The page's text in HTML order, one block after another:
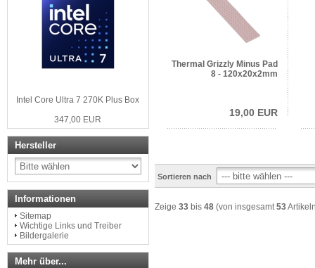
Thermal Grizzly Minus Pad
8 - 120x20x2mm
19,00 EUR
Sortieren nach
Zeige 33 bis 48 (von insgesamt53
Intel Core Ultra 7 270K Plus Box
347,00 EUR
Hersteller
Informationen
Sitemap
Wichtige Links und Treiber
Bildergalerie
Mehr über...